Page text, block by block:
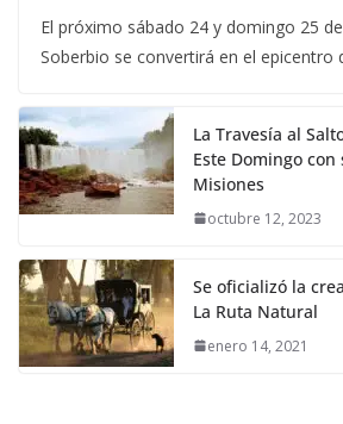
El próximo sábado 24 y domingo 25
Soberbio se convertirá en el epicentro
La Travesía al
Este Domingo con
Misiones
octubre 12, 2023
Se oficializó la
La Ruta Natural
enero 14, 2021